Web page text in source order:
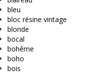
bleu
bloc résine vintage
blonde
bocal
bohême
boho
bois